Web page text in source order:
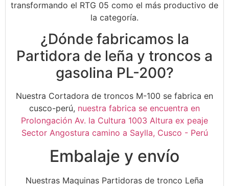
transformando el RTG 05 como el más productivo de
la categoría.
¿Dónde fabricamos la
Partidora de leña y troncos a
gasolina PL-200?
Nuestra Cortadora de troncos M-100 se fabrica en
cusco-perú, nuestra fabrica se encuentra en
Prolongación Av. la Cultura 1003 Altura ex peaje
Sector Angostura camino a Saylla, Cusco - Perú
Embalaje y envío
Nuestras Maquinas Partidoras de tronco Leña